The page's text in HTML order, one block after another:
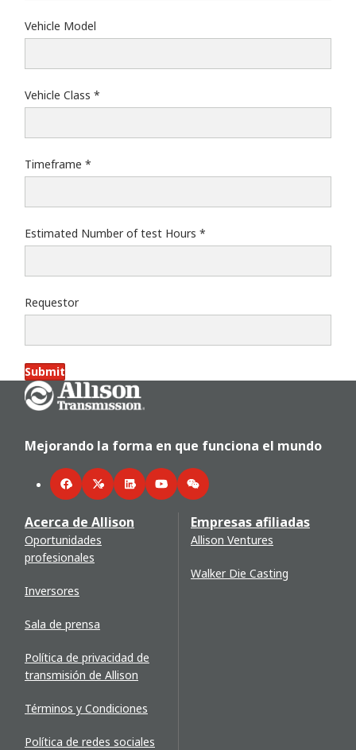
Vehicle Model
Vehicle Class
Timeframe
Estimated Number of test Hours
Requestor
Submit
Go Home
Mejorando la forma en que funciona el mundo
FacebookTwitterLinkedInYouTubeWeChat
Acerca de Allison
Oportunidades
profesionales
Inversores
Sala de prensa
Política de privacidad de
transmisión de Allison
Términos y Condiciones
Política de redes sociales
Empresas afiliadas
Allison Ventures
Walker Die Casting